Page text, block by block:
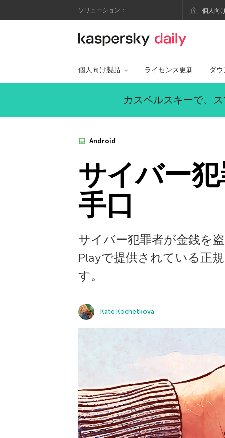
ソリューション： 個人向
カスペルスキー公式
個人向け製品 ライセンス更新 ダ
カスペルスキーで、
Android
サイバー
手口
サイバー犯罪者が金銭を
Playで提供されている正
す。
Kate Kochetkova